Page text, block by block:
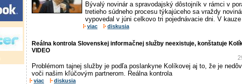
Bývalý novinár a spravodajský dôstojník v rámci v
tretieho súdneho procesu týkajúceho sa vraždy
vypovedal v júni celkovo tri pojednávacie dni. V kauze
viac diskusia
Reálna kontrola Slovenskej informačnej služby neexistuje, konštatuje
VIDEO
Problémom tajnej služby je podľa poslankyne Kolíkovej aj to, že je
voči našim kľúčovým partnerom. Reálna kontrola
viac diskusia